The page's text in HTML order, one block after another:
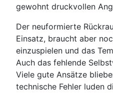
gewohnt druckvollen
Der neuformierte
Einsatz, braucht aber
einzuspielen und das
Auch das fehlende
Viele gute Ansätze
technische Fehler luden